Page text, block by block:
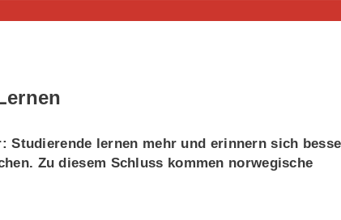
lernen mehr und erinnern sich
Zu diesem Schluss kommen norwegische